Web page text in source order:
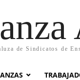
de Sindicatos de